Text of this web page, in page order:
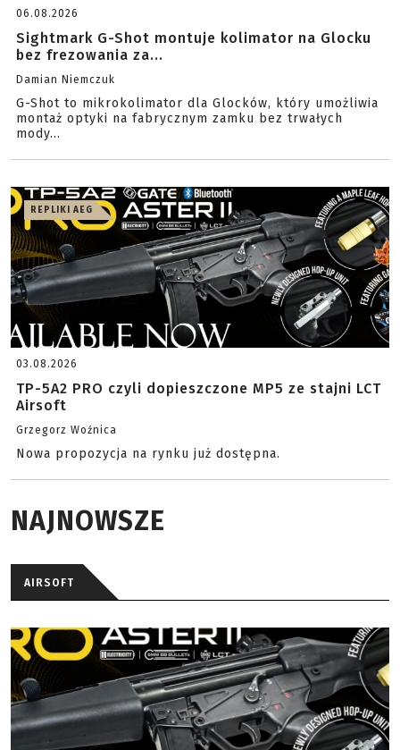
06.08.2026
Sightmark G-Shot montuje kolimator na Glocku
bez frezowania za...
Damian Niemczuk
G-Shot to mikrokolimator dla Glocków, który umożliwia
montaż optyki na fabrycznym zamku bez trwałych
mody...
REPLIKI AEG
03.08.2026
TP-5A2 PRO czyli dopieszczone MP5 ze stajni LCT
Airsoft
Grzegorz Woźnica
Nowa propozycja na rynku już dostępna.
NAJNOWSZE
AIRSOFT